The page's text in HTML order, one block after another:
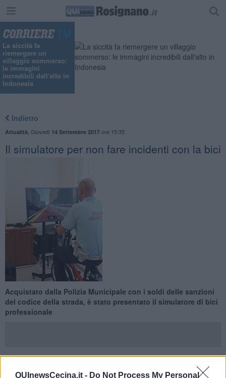
QUInewsCecina.it - Do Not Process My Personal
La siccità fa
riemergere un
villaggio sommerso:
le immagini
incredibili dall'alto in
Indonesia
Indietro
Attualità Giovedì 14 Settembre 2017ore 15:35
Il simulatore per non fare incidenti con la bici
Acquistato dalla Polizia Municipale con i soldi delle sanzioni
del codice della strada, è stato presentato il simulatore di bici
professionale
CECINA —É stato presentato questa mattina in via Landi un